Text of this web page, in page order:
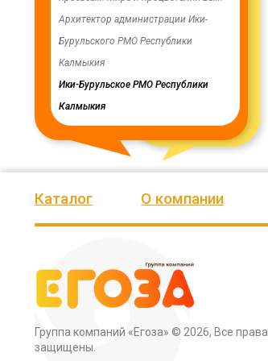
Архитектор администрации Ики-
Бурульского РМО Республики
Калмыкия
Ики-Бурульское РМО Республики
Калмыкия
Бага-
Каталог О компании
Группа компаний «Егоза» © 2026, Все права
защищены.